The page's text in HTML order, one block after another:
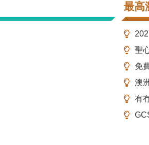
最高
聖
免
澳
有